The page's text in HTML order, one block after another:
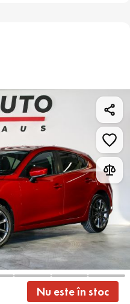
Nu este în stoc